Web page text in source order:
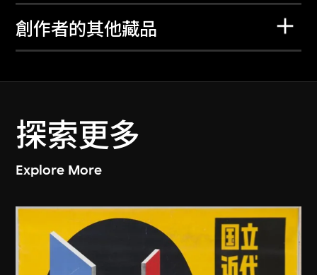
創作者的其他藏品
探索更多
Explore More